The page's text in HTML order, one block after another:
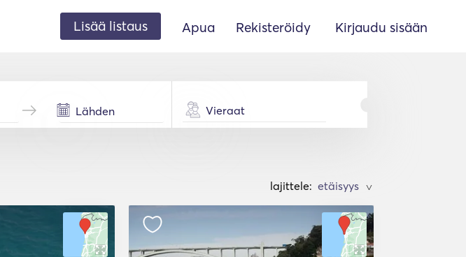
Lisää listaus Apua Rekisteröidy Kirjaudu sisään
Vieraat
lajittele: >